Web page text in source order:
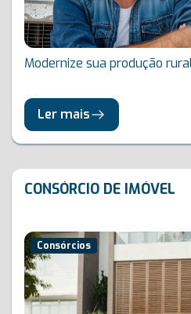
Modernize sua produção
Ler mais
CONSÓRCIO DE IMÓVEL
Consórcios